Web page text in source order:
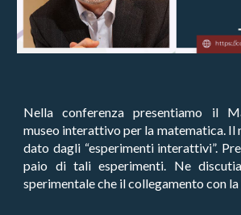
Nella conferenza presentiamo il
museo interattivo per la matematica. Il
dato dagli “esperimenti interattivi”.
paio di tali esperimenti. Ne
sperimentale che il collegamento con